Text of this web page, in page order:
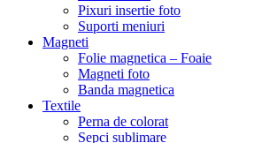
Pixuri insertie foto
Suporti meniuri
Magneti
Folie magnetica – Foaie
Magneti foto
Banda magnetica
Textile
Perna de colorat
Sepci sublimare